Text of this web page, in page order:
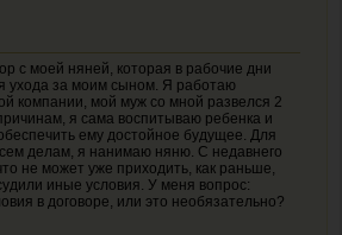
с моей няней, которая в рабочие дни
ухода за моим сыном. Я работаю
компании, мой муж со мной развелся 2
я сама воспитываю ребенка и
ему достойное будущее. Для
делам, я нанимаю няню. С недавнего
не может уже приходить, как раньше,
иные условия. У меня вопрос:
в договоре, или это необязательно?